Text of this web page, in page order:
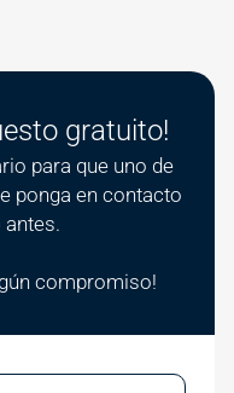
gratuito!
para que uno de
ponga en contacto
compromiso!